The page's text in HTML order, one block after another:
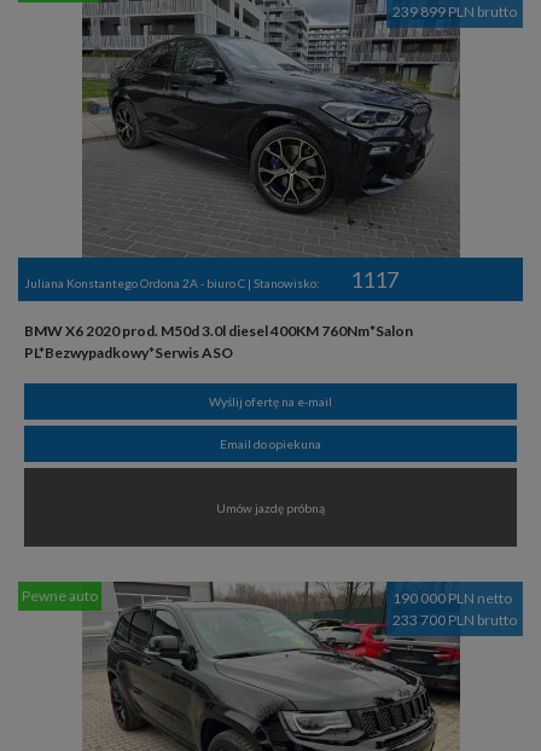
239 899 PLN brutto
Juliana Konstantego Ordona 2A - biuro C | Stanowisko: 1117
BMW X6 2020 prod. M50d 3.0l diesel 400KM 760Nm*Salon
PL*Bezwypadkowy*Serwis ASO
Wyślij ofertę na e-mail
Email do opiekuna
Umów jazdę próbną
190 000 PLN netto
233 700 PLN brutto
Pewne auto